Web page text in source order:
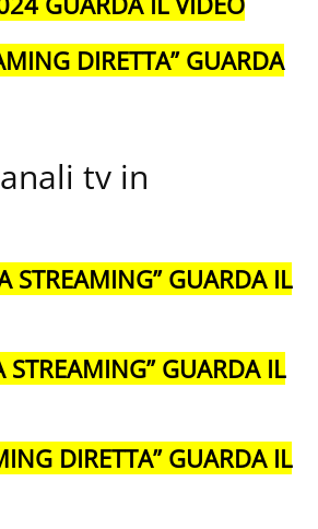
DIRETTA” GUARDA
tv in
STREAMING” GUARDA IL
STREAMING” GUARDA IL
DIRETTA” GUARDA IL